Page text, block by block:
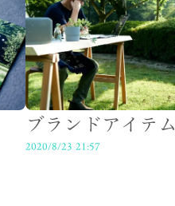
ブランドアイテム
2020/8/23 21:57